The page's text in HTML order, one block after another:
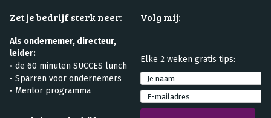
Zet je bedrijf sterk neer:
Als ondernemer, directeur,
leider:
• de 60 minuten SUCCES lunch
• Sparren voor ondernemers
• Mentor programma
Volg mij:
Elke 2 weken gratis tips: